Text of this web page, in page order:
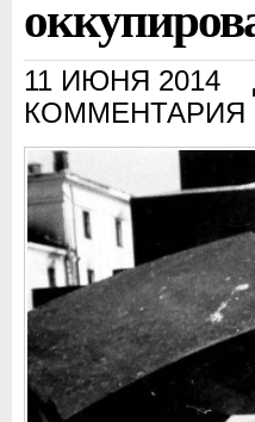
11 ИЮНЯ 2014
КОММЕНТАРИЯ